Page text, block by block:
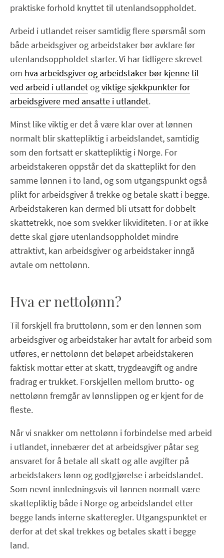
praktiske forhold knyttet til utenlandsoppholdet.
Arbeid i utlandet reiser samtidig flere spørsmål som
både arbeidsgiver og arbeidstaker bør avklare før
utenlandsoppholdet starter. Vi har tidligere skrevet
om hva arbeidsgiver og arbeidstaker bør kjenne til
ved arbeid i utlandetogviktige sjekkpunkter for
arbeidsgivere med ansatte i utlandet.
Minst like viktig er det å være klar over at lønnen
normalt blir skattepliktig i arbeidslandet, samtidig
som den fortsatt er skattepliktig i Norge. For
arbeidstakeren oppstår det da skatteplikt for den
samme lønnen i to land, og som utgangspunkt også
plikt for arbeidsgiver å trekke og betale skatt i begge.
Arbeidstakeren kan dermed bli utsatt for dobbelt
skattetrekk, noe som svekker likviditeten. For at ikke
dette skal gjøre utenlandsoppholdet mindre
attraktivt, kan arbeidsgiver og arbeidstaker inngå
avtale om nettolønn.
Hva er nettolønn?
Til forskjell fra bruttolønn, som er den lønnen som
arbeidsgiver og arbeidstaker har avtalt for arbeid som
utføres, er nettolønn det beløpet arbeidstakeren
faktisk mottar etter at skatt, trygdeavgift og andre
fradrag er trukket. Forskjellen mellom brutto- og
nettolønn fremgår av lønnslippen og er kjent for de
fleste.
Når vi snakker om nettolønn i forbindelse med arbeid
i utlandet, innebærer det at arbeidsgiver påtar seg
ansvaret for å betale all skatt og alle avgifter på
arbeidstakers lønn og godtgjørelse i arbeidslandet.
Som nevnt innledningsvis vil lønnen normalt være
skattepliktig både i Norge og arbeidslandet etter
begge lands interne skatteregler. Utgangspunktet er
derfor at det skal trekkes og betales skatt i begge
land.